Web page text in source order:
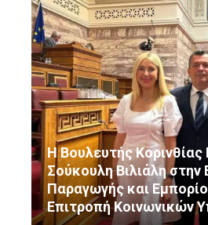
Η Βουλευτής
Σούκουλη Βιλιάλη στην
Παραγωγής και
Επιτροπή Κοινωνικών